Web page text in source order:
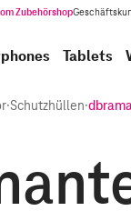
Zubehörshop(Wird in
Tablets
·Schutzhüllen·